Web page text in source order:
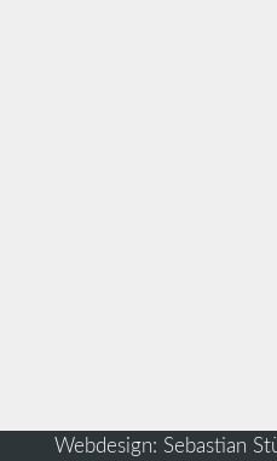
Webdesign: Sebastian